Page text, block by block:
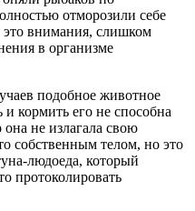
отморозили себе
внимания, слишком
в организме
подобное животное
кормить его не способна
не излагала свою
собственным телом, но это
людоеда, который
протоколировать